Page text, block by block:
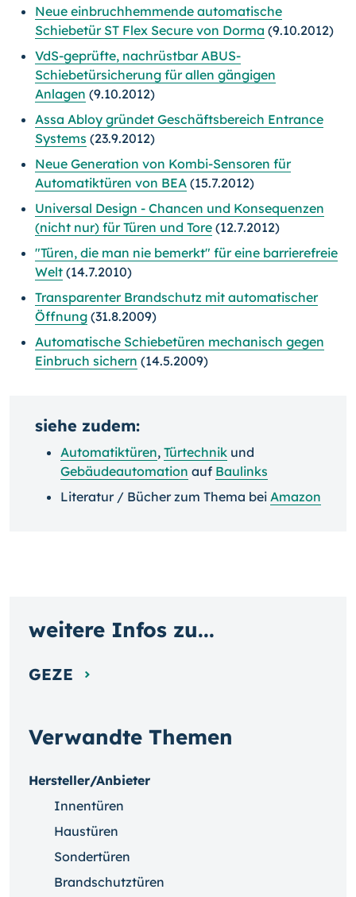
Neue einbruchhemmende automatische
Schiebetür ST Flex Secure von Dorma (9.10.2012)
VdS-geprüfte, nachrüstbar ABUS-
Schiebetürsicherung für allen gängigen
Anlagen (9.10.2012)
Assa Abloy gründet Geschäftsbereich Entrance
Systems (23.9.2012)
Neue Generation von Kombi-Sensoren für
Automatiktüren von BEA (15.7.2012)
Universal Design - Chancen und Konsequenzen
(nicht nur) für Türen und Tore (12.7.2012)
"Türen, die man nie bemerkt" für eine barrierefreie
Welt (14.7.2010)
Transparenter Brandschutz mit automatischer
Öffnung (31.8.2009)
Automatische Schiebetüren mechanisch gegen
Einbruch sichern (14.5.2009)
siehe zudem:
Automatiktüren, Türtechnik und
Gebäudeautomation auf Baulinks
Literatur / Bücher zum Thema bei Amazon
Verwandte Themen
Hersteller/Anbieter
Innentüren
Haustüren
Sondertüren
Brandschutztüren
weitere Infos zu...
GEZE